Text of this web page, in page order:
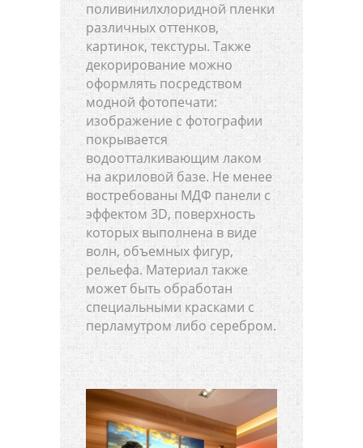
поливинилхлоридной пленки
различных оттенков,
картинок, текстуры. Также
декорирование можно
оформлять посредством
модной фотопечати:
изображение с фотографии
покрывается
водоотталкивающим лаком
на акриловой базе. Не менее
востребованы МДФ панели с
эффектом 3D, поверхность
которых выполнена в виде
волн, объемных фигур,
рельефа. Материал также
может быть обработан
специальными красками с
перламутром либо серебром.